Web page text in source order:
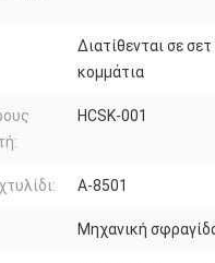
Διατίθενται σε
κομμάτια
HCSK-001
Α-8501
Μηχανική